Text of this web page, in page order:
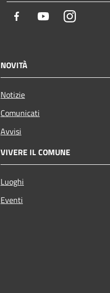
Facebook YoutubeInstagram
NOVITÀ
Notizie
Comunicati
Avvisi
VIVERE IL COMUNE
Luoghi
Eventi